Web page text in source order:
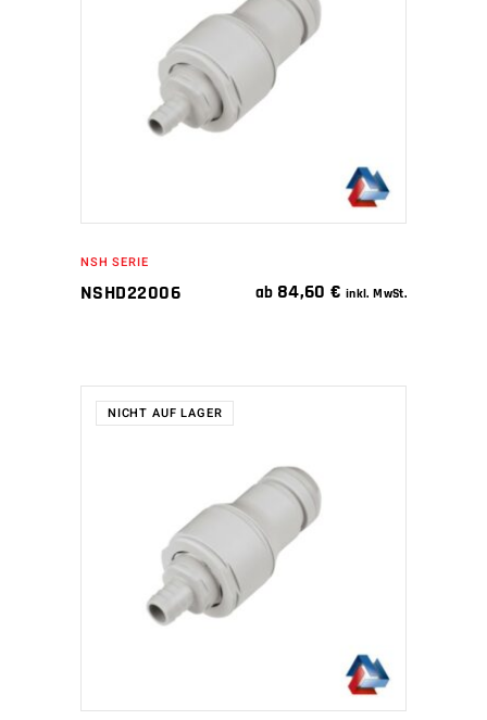
WEITERLESEN
NSH SERIE
NSHD22006 ab 84,60€ inkl. MwSt.
NICHT AUF LAGER
WEITERLESEN